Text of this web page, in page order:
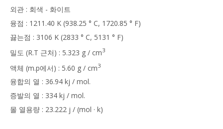
외관 : 회색 - 화이트
융점 : 1211.40 K (938.25 ° C, 1720.85 ° F)
끓는점 : 3106 K (2833 ° C, 5131 ° F)
밀도 (R.T 근처) : 5.323 g / cm3
액체 (m.p에서) : 5.60 g / cm3
융합의 열 : 36.94 kj / mol.
증발의 열 : 334 kj / mol.
몰 열용량 : 23.222 j / (mol · k)